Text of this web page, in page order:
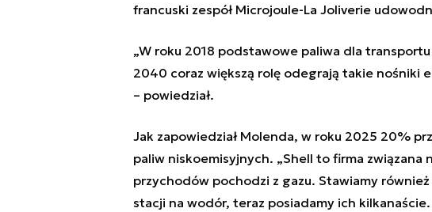
francuski zespół Microjoule-La Joliverie
„W roku 2018 podstawowe paliwa dla
2040 coraz większą rolę odegrają takie nośniki
– powiedział.
Jak zapowiedział Molenda, w roku 2025 20%
paliw niskoemisyjnych. „Shell to firma związana
przychodów pochodzi z gazu. Stawiamy
stacji na wodór, teraz posiadamy ich